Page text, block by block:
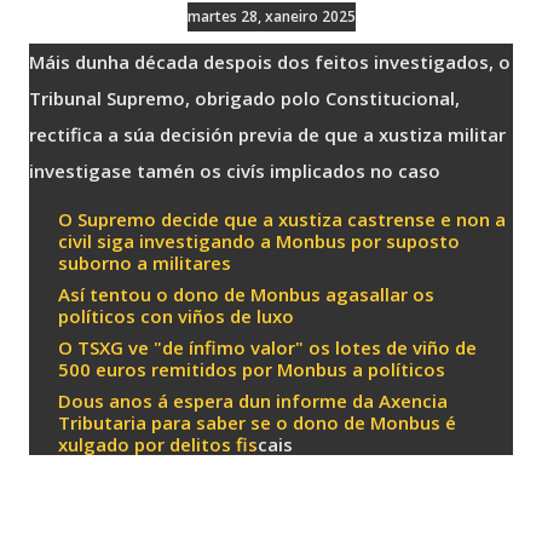
martes 28, xaneiro 2025
Máis dunha década despois dos feitos investigados, o
Tribunal Supremo, obrigado polo Constitucional,
rectifica a súa decisión previa de que a xustiza militar
investigase tamén os civís implicados no caso
O Supremo decide que a xustiza castrense e non a
civil siga investigando a Monbus por suposto
suborno a militares
Así tentou o dono de Monbus agasallar os
políticos con viños de luxo
O TSXG ve "de ínfimo valor" os lotes de viño de
500 euros remitidos por Monbus a políticos
Dous anos á espera dun informe da Axencia
Tributaria para saber se o dono de Monbus é
xulgado por delitos fiscais